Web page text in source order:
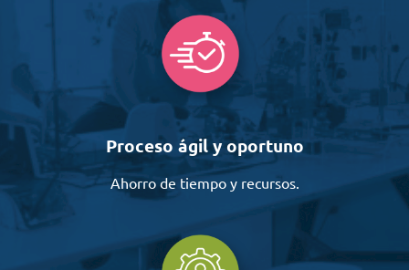
Proceso ágil y oportuno
Ahorro de tiempo y recursos.